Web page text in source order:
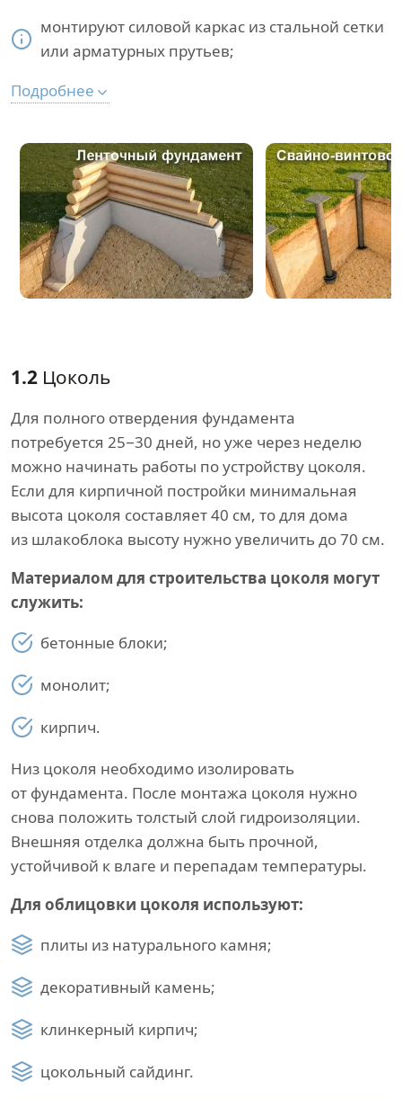
монтируют силовой каркас из стальной сетки
или арматурных прутьев;
Подробнее
1.2 Цоколь
Для полного отвердения фундамента
потребуется 25−30 дней, но уже через неделю
можно начинать работы по устройству цоколя.
Если для кирпичной постройки минимальная
высота цоколя составляет 40 см, то для дома
из шлакоблока высоту нужно увеличить до 70 см.
Материалом для строительства цоколя могут
служить:
бетонные блоки;
монолит;
кирпич.
Низ цоколя необходимо изолировать
от фундамента. После монтажа цоколя нужно
снова положить толстый слой гидроизоляции.
Внешняя отделка должна быть прочной,
устойчивой к влаге и перепадам температуры.
Для облицовки цоколя используют:
плиты из натурального камня;
декоративный камень;
клинкерный кирпич;
цокольный сайдинг.